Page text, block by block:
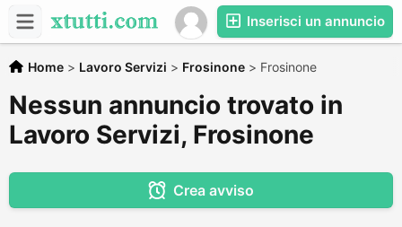
Inserisci un annuncio
Home > Lavoro Servizi > Frosinone > Frosinone
Nessun annuncio trovato in
Lavoro Servizi, Frosinone
Crea avviso